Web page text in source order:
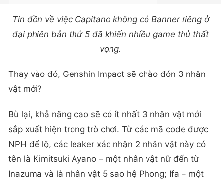
Tin đồn về việc Capitano không có Banner riêng ở
đại phiên bản thứ 5 đã khiến nhiều game thủ thất
vọng.
Thay vào đó, Genshin Impact sẽ chào đón 3 nhân
vật mới?
Bù lại, khả năng cao sẽ có ít nhất 3 nhân vật mới
sắp xuất hiện trong trò chơi. Từ các mã code được
NPH để lộ, các leaker xác nhận 2 nhân vật này có
tên là Kimitsuki Ayano – một nhân vật nữ đến từ
Inazuma và là nhân vật 5 sao hệ Phong; Ifa – một